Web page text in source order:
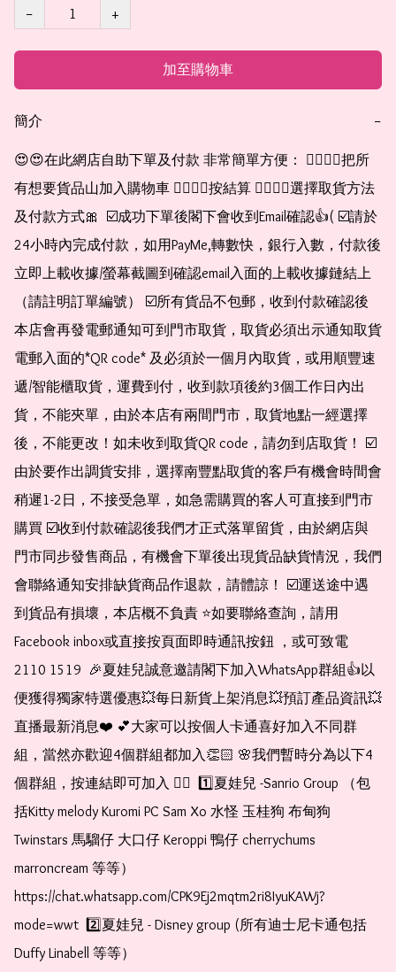
−
+
加至購物車
簡介 −
😍😍在此網店自助下單及付款 非常簡單方便： 👉🏻👉🏻把所
有想要貨品山加入購物車 👉🏻👉🏻按結算 👉🏻👉🏻選擇取貨方法
及付款方式🎀  ☑️成功下單後閣下會收到Email確認👍( ☑️請於
24小時內完成付款，如用PayMe,轉數快，銀行入數，付款後
立即上載收據/螢幕截圖到確認email入面的上載收據鏈結上
（請註明訂單編號） ☑️所有貨品不包郵，收到付款確認後
本店會再發電郵通知可到門市取貨，取貨必須出示通知取貨
電郵入面的*QR code* 及必須於一個月內取貨，或用順豐速
遞/智能櫃取貨，運費到付，收到款項後約3個工作日內出
貨，不能夾單，由於本店有兩間門市，取貨地點一經選擇
後，不能更改！如未收到取貨QR code，請勿到店取貨！ ☑️
由於要作出調貨安排，選擇南豐點取貨的客戶有機會時間會
稍遲1-2日，不接受急單，如急需購買的客人可直接到門市
購買 ☑️收到付款確認後我們才正式落單留貨，由於網店與
門市同步發售商品，有機會下單後出現貨品缺貨情況，我們
會聯絡通知安排缺貨商品作退款，請體諒！ ☑️運送途中遇
到貨品有損壞，本店概不負責 ⭐️如要聯絡查詢，請用
Facebook inbox或直接按頁面即時通訊按鈕 ，或可致電
2110 1519  🎉夏娃兒誠意邀請閣下加入WhatsApp群組👍以
便獲得獨家特選優惠💥每日新貨上架消息💥預訂產品資訊💥
直播最新消息❤️ 💕大家可以按個人卡通喜好加入不同群
組，當然亦歡迎4個群組都加入👏🏻 🌸我們暫時分為以下4
個群組，按連結即可加入 👇🏻  1️⃣夏娃兒 -Sanrio Group （包
括Kitty melody Kuromi PC Sam Xo 水怪 玉桂狗 布甸狗
Twinstars 馬騮仔 大口仔 Keroppi 鴨仔 cherrychums
marroncream 等等）
https://chat.whatsapp.com/CPK9Ej2mqtm2ri8IyuKAWj?
mode=wwt  2️⃣夏娃兒 - Disney group (所有迪士尼卡通包括
Duffy Linabell 等等）